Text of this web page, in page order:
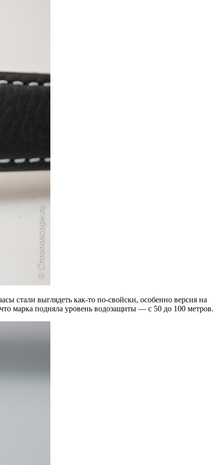
стали выглядеть как-то по-свойски, особенно версия на
марка подняла уровень водозащиты — с 50 до 100 метров.